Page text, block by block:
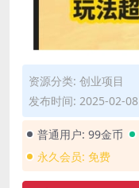
资源分类: 创业项目
发布时间: 2025-02-08
普通用户: 99金币
永久会员: 免费